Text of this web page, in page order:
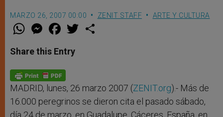
MARZO 26, 2007 00:00 ZENIT STAFF ARTE Y CULTURA
W
t
s
p
p
M
e
s
e
g
e
F
a
e
b
o
k
w
Share this Entry
MADRID, lunes, 26 marzo 2007 (ZENIT.org).- Más de
16.000 peregrinos se dieron cita el pasado sábado,
día 24 de marzo, en Guadalupe, Cáceres, España, en